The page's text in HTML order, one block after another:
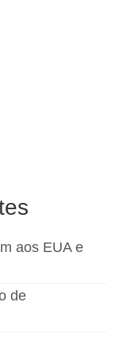
aos EUA e
de